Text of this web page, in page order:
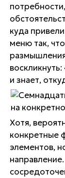
куда
меню так,
и знает,
Хотя,
конкретные
элементов,